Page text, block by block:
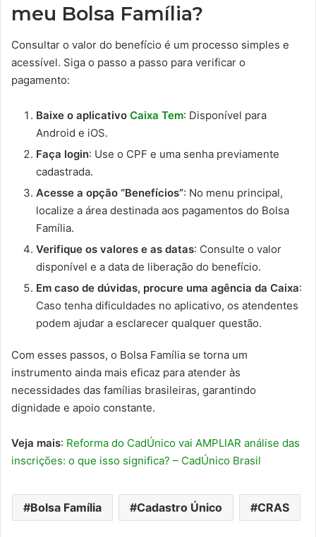
meu Bolsa Família?
Consultar o valor do benefício é um processo simples e
acessível. Siga o passo a passo para verificar o
pagamento:
Baixe o aplicativo Caixa Tem: Disponível para
Android e iOS.
Faça login: Use o CPF e uma senha previamente
cadastrada.
Acesse a opção “Benefícios”: No menu principal,
localize a área destinada aos pagamentos do Bolsa
Família.
Verifique os valores e as datas: Consulte o valor
disponível e a data de liberação do benefício.
Em caso de dúvidas, procure uma agência da Caixa:
Caso tenha dificuldades no aplicativo, os atendentes
podem ajudar a esclarecer qualquer questão.
Com esses passos, o Bolsa Família se torna um
instrumento ainda mais eficaz para atender às
necessidades das famílias brasileiras, garantindo
dignidade e apoio constante.
Veja mais: Reforma do CadÚnico vai AMPLIAR análise das
inscrições: o que isso significa? – CadÚnico Brasil
Bolsa Família Cadastro Único CRAS